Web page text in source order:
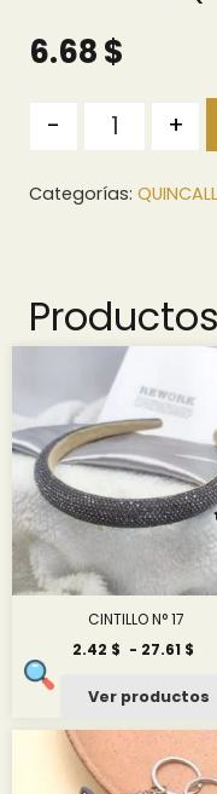
6.68$
- +
Categorías:
CINTILLO N° 17
2.42 $ - 27.61 $
Ver productos